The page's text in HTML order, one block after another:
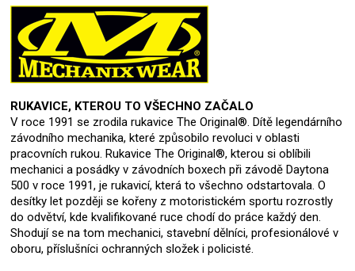
RUKAVICE, KTEROU TO VŠECHNO ZAČALO
V roce 1991 se zrodila rukavice The Original®. Dítě legendárního
závodního mechanika, které způsobilo revoluci v oblasti
pracovních rukou. Rukavice The Original®, kterou si oblíbili
mechanici a posádky v závodních boxech při závodě Daytona
500 v roce 1991, je rukavicí, která to všechno odstartovala. O
desítky let později se kořeny z motoristickém sportu rozrostly
do odvětví, kde kvalifikované ruce chodí do práce každý den.
Shodují se na tom mechanici, stavební dělníci, profesionálové v
oboru, příslušníci ochranných složek i policisté.